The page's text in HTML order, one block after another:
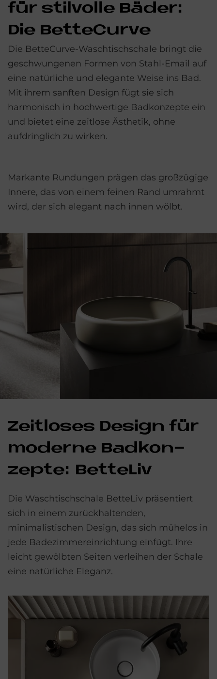
für stil­vol­le Bä­der:
Die Bet­t­e­Cur­ve
Die BetteCurve-Waschtischschale bringt die
geschwungenen Formen von Stahl-Email auf
eine natürliche und elegante Weise ins Bad.
Mit ihrem sanften Design fügt sie sich
harmonisch in hochwertige Badkonzepte ein
und bietet eine zeitlose Ästhetik, ohne
aufdringlich zu wirken.
Markante Rundungen prägen das großzügige
Innere, das von einem feinen Rand umrahmt
wird, der sich elegant nach innen wölbt.
Zeit­lo­ses De­sign für
mo­der­ne Bad­kon­
zep­te: Bet­te­Liv
Die Waschtischschale BetteLiv präsentiert
sich in einem zurückhaltenden,
minimalistischen Design, das sich mühelos in
jede Badezimmereinrichtung einfügt. Ihre
leicht gewölbten Seiten verleihen der Schale
eine natürliche Eleganz.